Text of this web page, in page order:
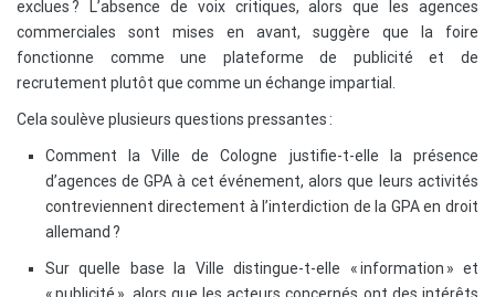
exclues ? L’absence de voix critiques, alors que les agences
commerciales sont mises en avant, suggère que la foire
fonctionne comme une plateforme de publicité et de
recrutement plutôt que comme un échange impartial.
Cela soulève plusieurs questions pressantes :
Comment la Ville de Cologne justifie-t-elle la présence
d’agences de GPA à cet événement, alors que leurs activités
contreviennent directement à l’interdiction de la GPA en droit
allemand ?
Sur quelle base la Ville distingue-t-elle « information » et
« publicité », alors que les acteurs concernés ont des intérêts